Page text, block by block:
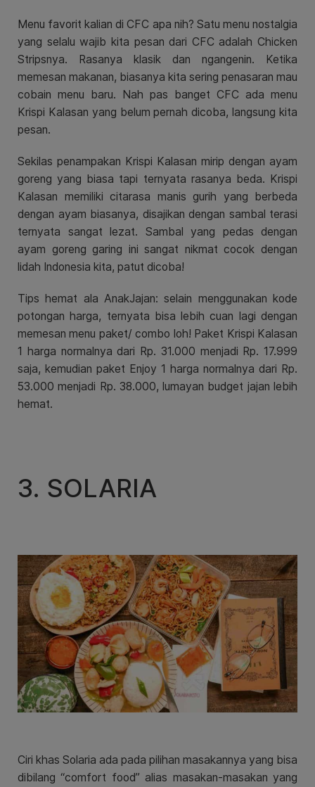
Menu favorit kalian di CFC apa nih? Satu menu nostalgia
yang selalu wajib kita pesan dari CFC adalah Chicken
Stripsnya. Rasanya klasik dan ngangenin. Ketika
memesan makanan, biasanya kita sering penasaran mau
cobain menu baru. Nah pas banget CFC ada menu
Krispi Kalasan yang belum pernah dicoba, langsung kita
pesan.
Sekilas penampakan Krispi Kalasan mirip dengan ayam
goreng yang biasa tapi ternyata rasanya beda. Krispi
Kalasan memiliki citarasa manis gurih yang berbeda
dengan ayam biasanya, disajikan dengan sambal terasi
ternyata sangat lezat. Sambal yang pedas dengan
ayam goreng garing ini sangat nikmat cocok dengan
lidah Indonesia kita, patut dicoba!
Tips hemat ala AnakJajan: selain menggunakan kode
potongan harga, ternyata bisa lebih cuan lagi dengan
memesan menu paket/ combo loh! Paket Krispi Kalasan
1 harga normalnya dari Rp. 31.000 menjadi Rp. 17.999
saja, kemudian paket Enjoy 1 harga normalnya dari Rp.
53.000 menjadi Rp. 38.000, lumayan budget jajan lebih
hemat.
3. SOLARIA
Ciri khas Solaria ada pada pilihan masakannya yang bisa
dibilang “comfort food” alias masakan-masakan yang